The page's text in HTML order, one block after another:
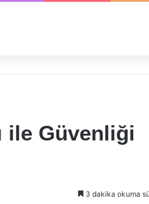
ile Güvenliği
3 dakika okuma